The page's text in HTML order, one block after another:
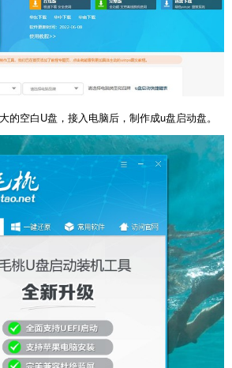
的空白U盘，接入电脑后，制作成u盘启动盘。